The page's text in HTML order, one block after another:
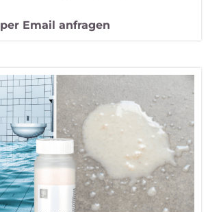
per Email anfragen